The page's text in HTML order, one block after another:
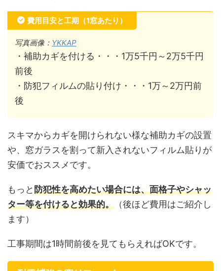
費用目安と工期（1窓あたり）
写真画像： YKKAP
・補助カギを付ける・・・1万5千円～2万5千円
前後
・防犯フィルムの貼り付け・・・1万～2万円前
後
スキマからカギを開けられない様な補助カギの設置
や、窓ガラスを割って新入されないフィルム貼りが
安価でおススメです。
もっと防犯性を高めたい場合には、面格子やシャッ
ター等を付けると効果的。 （後ほど費用はご紹介し
ます）
工事期間は1時間前後を見てもらえればOKです。